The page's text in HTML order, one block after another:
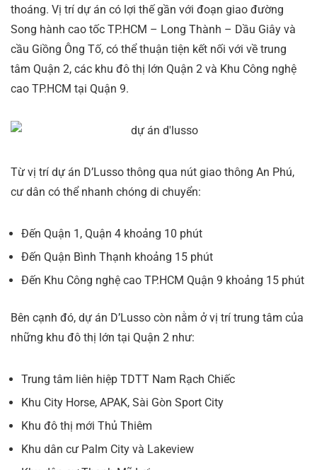
thoáng. Vị trí dự án có lợi thế gần với đoạn giao đường
Song hành cao tốc TP.HCM – Long Thành – Dầu Giây và
cầu Giồng Ông Tố, có thể thuận tiện kết nối với về trung
tâm Quận 2, các khu đô thị lớn Quận 2 và Khu Công nghệ
cao TP.HCM tại Quận 9.
Từ vị trí dự án D’Lusso thông qua nút giao thông An Phú,
cư dân có thể nhanh chóng di chuyển:
Đến Quận 1, Quận 4 khoảng 10 phút
Đến Quận Bình Thạnh khoảng 15 phút
Đến Khu Công nghệ cao TP.HCM Quận 9 khoảng 15 phút
Bên cạnh đó, dự án D’Lusso còn nằm ở vị trí trung tâm của
những khu đô thị lớn tại Quận 2 như:
Trung tâm liên hiệp TDTT Nam Rạch Chiếc
Khu City Horse, APAK, Sài Gòn Sport City
Khu đô thị mới Thủ Thiêm
Khu dân cư Palm City và Lakeview